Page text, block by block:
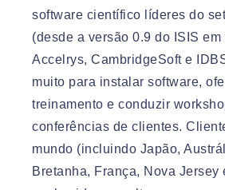
software científico líderes do
(desde a versão 0.9 do ISIS em
Accelrys, CambridgeSoft e
muito para instalar software,
treinamento e conduzir
conferências de clientes.
mundo (incluindo Japão,
Bretanha, França, Nova Jersey